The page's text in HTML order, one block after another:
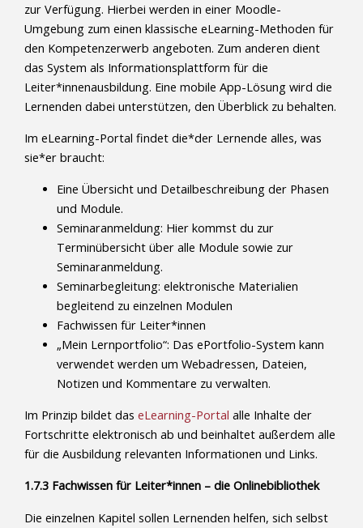
zur Verfügung. Hierbei werden in einer Moodle-
Umgebung zum einen klassische eLearning-Methoden für
den Kompetenzerwerb angeboten. Zum anderen dient
das System als Informationsplattform für die
Leiter*innenausbildung. Eine mobile App-Lösung wird die
Lernenden dabei unterstützen, den Überblick zu behalten.
Im eLearning-Portal findet die*der Lernende alles, was
sie*er braucht:
Eine Übersicht und Detailbeschreibung der Phasen
und Module.
Seminaranmeldung: Hier kommst du zur
Terminübersicht über alle Module sowie zur
Seminaranmeldung.
Seminarbegleitung: elektronische Materialien
begleitend zu einzelnen Modulen
Fachwissen für Leiter*innen
„Mein Lernportfolio“: Das ePortfolio-System kann
verwendet werden um Webadressen, Dateien,
Notizen und Kommentare zu verwalten.
Im Prinzip bildet das eLearning-Portal alle Inhalte der
Fortschritte elektronisch ab und beinhaltet außerdem alle
für die Ausbildung relevanten Informationen und Links.
1.7.3 Fachwissen für Leiter*innen – die Onlinebibliothek
Die einzelnen Kapitel sollen Lernenden helfen, sich selbst